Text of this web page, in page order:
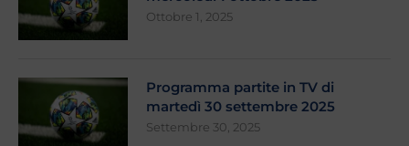
Ottobre 1, 2025
Programma partite in TV di
martedì 30 settembre 2025
Settembre 30, 2025